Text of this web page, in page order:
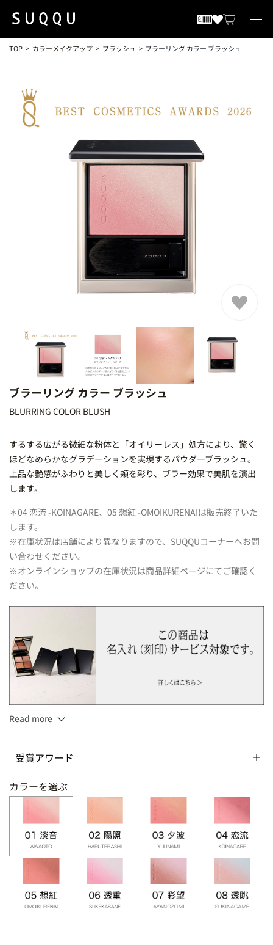
TOP カラーメイクアップ ブラッシュ ブラーリング カラー ブラッシュ
ブラーリング カラー ブラッシュ
BLURRING COLOR BLUSH
するする広がる微細な粉体と「オイリーレス」処方により、驚く
ほどなめらかなグラデーションを実現するパウダーブラッシュ。
上品な艶感がふわりと美しく頬を彩り、ブラー効果で美肌を演出
します。
＊04 恋流 -KOINAGARE、05 想紅 -OMOIKURENAIは販売終了いた
します。
※在庫状況は店舗により異なりますので、SUQQUコーナーへお問
い合わせください。
※オンラインショップの在庫状況は商品詳細ページにてご確認く
ださい。
ブラシ付
Read more
受賞アワード
カラーを選ぶ